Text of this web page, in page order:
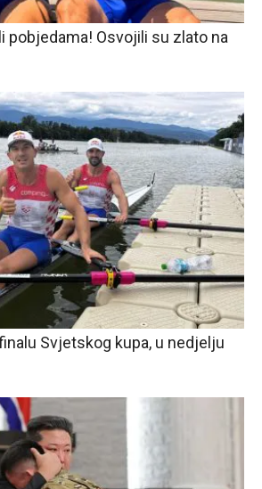
pobjedama! Osvojili su zlato na
Svjetskog kupa, u nedjelju